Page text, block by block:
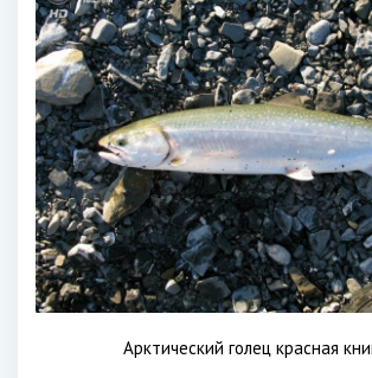
Арктический голец красная